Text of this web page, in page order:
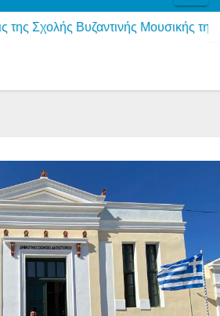
Βυζαντινής Μουσικής της Ιεράς